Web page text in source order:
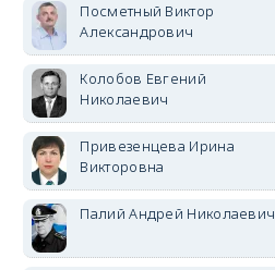
Посметный Виктор
Александрович
Колобов Евгений
Николаевич
Привезенцева Ирина
Викторовна
Палий Андрей Николаевич